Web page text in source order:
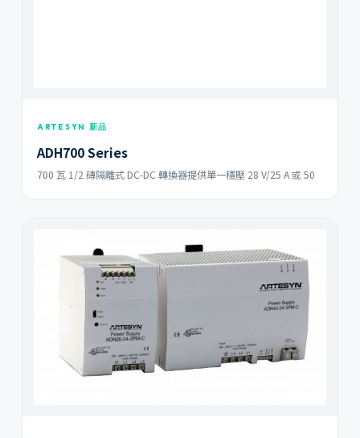
ARTESYN 新品
ADH700 Series
700 瓦 1/2 磚隔離式 DC-DC 轉換器提供單一穩壓 28 V/25 A 或 50